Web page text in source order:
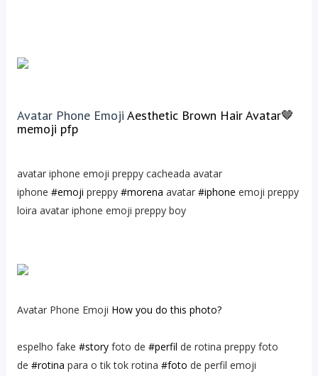
Avatar Phone Emoji Aesthetic Brown Hair Avatar🤎
memoji pfp
avatar iphone emoji preppy cacheada avatar
iphone #emoji preppy #morena avatar #iphone emoji preppy
loira avatar iphone emoji preppy boy
Avatar Phone Emoji How you do this photo?
espelho fake #storyfoto de #perfil de rotina preppy foto
de #rotina para o tik tok rotina #foto de perfil emoji